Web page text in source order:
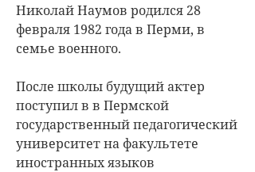
Николай Наумов родился 28
февраля 1982 года в Перми, в
семье военного.
После школы будущий актер
поступил в в Пермской
государственный педагогический
университет на факультете
иностранных языков